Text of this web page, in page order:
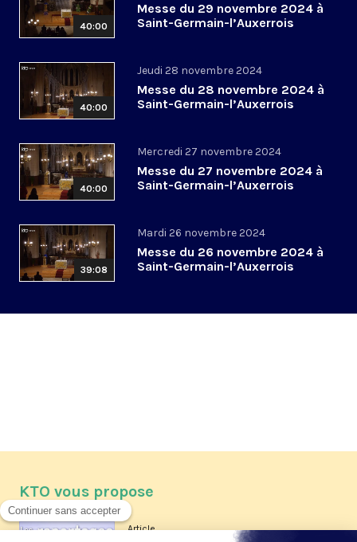
40:00
Messe du 29 novembre 2024 à
Saint-Germain-l’Auxerrois
40:00
Jeudi 28 novembre 2024
Messe du 28 novembre 2024 à
Saint-Germain-l’Auxerrois
40:00
Mercredi 27 novembre 2024
Messe du 27 novembre 2024 à
Saint-Germain-l’Auxerrois
39:08
Mardi 26 novembre 2024
Messe du 26 novembre 2024 à
Saint-Germain-l’Auxerrois
KTO vous propose
Article